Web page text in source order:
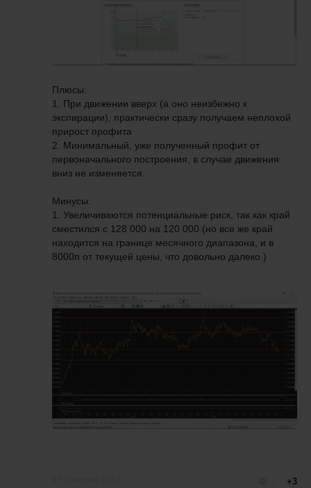
Плюсы:
1. При движении вверх (а оно неизбежно к
экспирации), практически сразу получаем неплохой
прирост профита
2. Минимальный, уже полученный профит от
первоначального построения, в случае движения
вниз не изменяется.
Минусы:
1. Увеличиваются потенциальные риск, так как край
сместился с 128 000 на 120 000 (но все же край
находится на границе месячного диапазона, и в
8000п от текущей цены, что довольно далеко.)
+3